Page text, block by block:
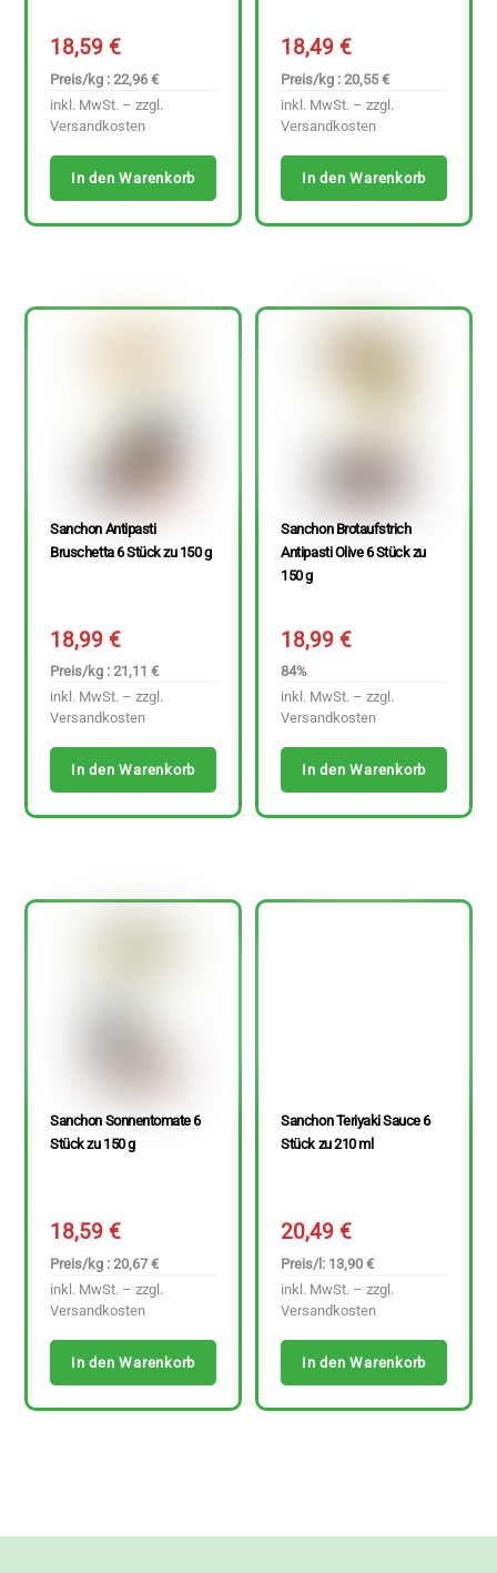
18,59€
Preis/kg : 22,96 €
inkl. MwSt. – zzgl.
Versandkosten
In den Warenkorb
18,49€
Preis/kg : 20,55 €
inkl. MwSt. – zzgl.
Versandkosten
In den Warenkorb
Sanchon Antipasti
Bruschetta 6 Stück zu 150 g
18,99€
Preis/kg : 21,11 €
inkl. MwSt. – zzgl.
Versandkosten
In den Warenkorb
Sanchon Brotaufstrich
Antipasti Olive 6 Stück zu
150 g
18,99€
84%
inkl. MwSt. – zzgl.
Versandkosten
In den Warenkorb
Sanchon Sonnentomate 6
Stück zu 150 g
18,59€
Preis/kg : 20,67 €
inkl. MwSt. – zzgl.
Versandkosten
In den Warenkorb
Sanchon Teriyaki Sauce 6
Stück zu 210 ml
20,49€
Preis/l: 13,90 €
inkl. MwSt. – zzgl.
Versandkosten
In den Warenkorb